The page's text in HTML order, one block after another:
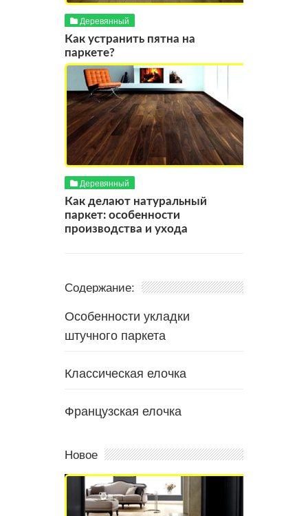
Деревянный
Как устранить пятна на
паркете?
Деревянный
Как делают натуральный
паркет: особенности
производства и ухода
Содержание:
Особенности укладки
штучного паркета
Классическая елочка
Французская елочка
Новое